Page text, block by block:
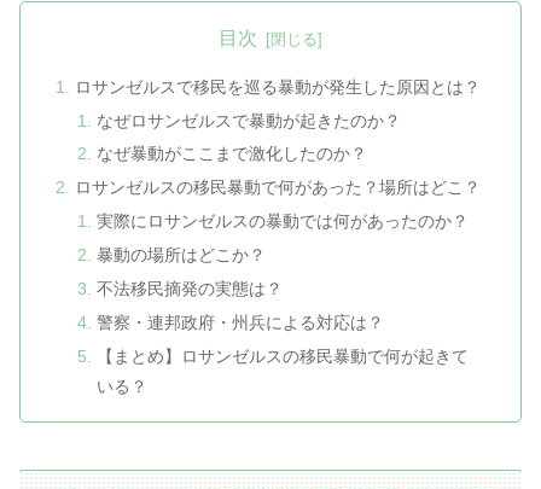
目次
ロサンゼルスで移民を巡る暴動が発生した原因とは？
なぜロサンゼルスで暴動が起きたのか？
なぜ暴動がここまで激化したのか？
ロサンゼルスの移民暴動で何があった？場所はどこ？
実際にロサンゼルスの暴動では何があったのか？
暴動の場所はどこか？
不法移民摘発の実態は？
警察・連邦政府・州兵による対応は？
【まとめ】ロサンゼルスの移民暴動で何が起きて
いる？